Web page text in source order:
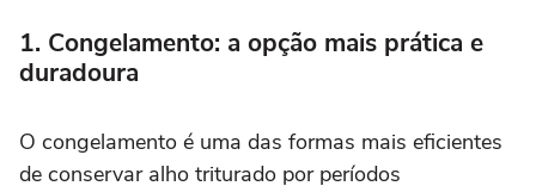
1. Congelamento: a opção mais prática e
duradoura
O congelamento é uma das formas mais eficientes
de conservar alho triturado por períodos